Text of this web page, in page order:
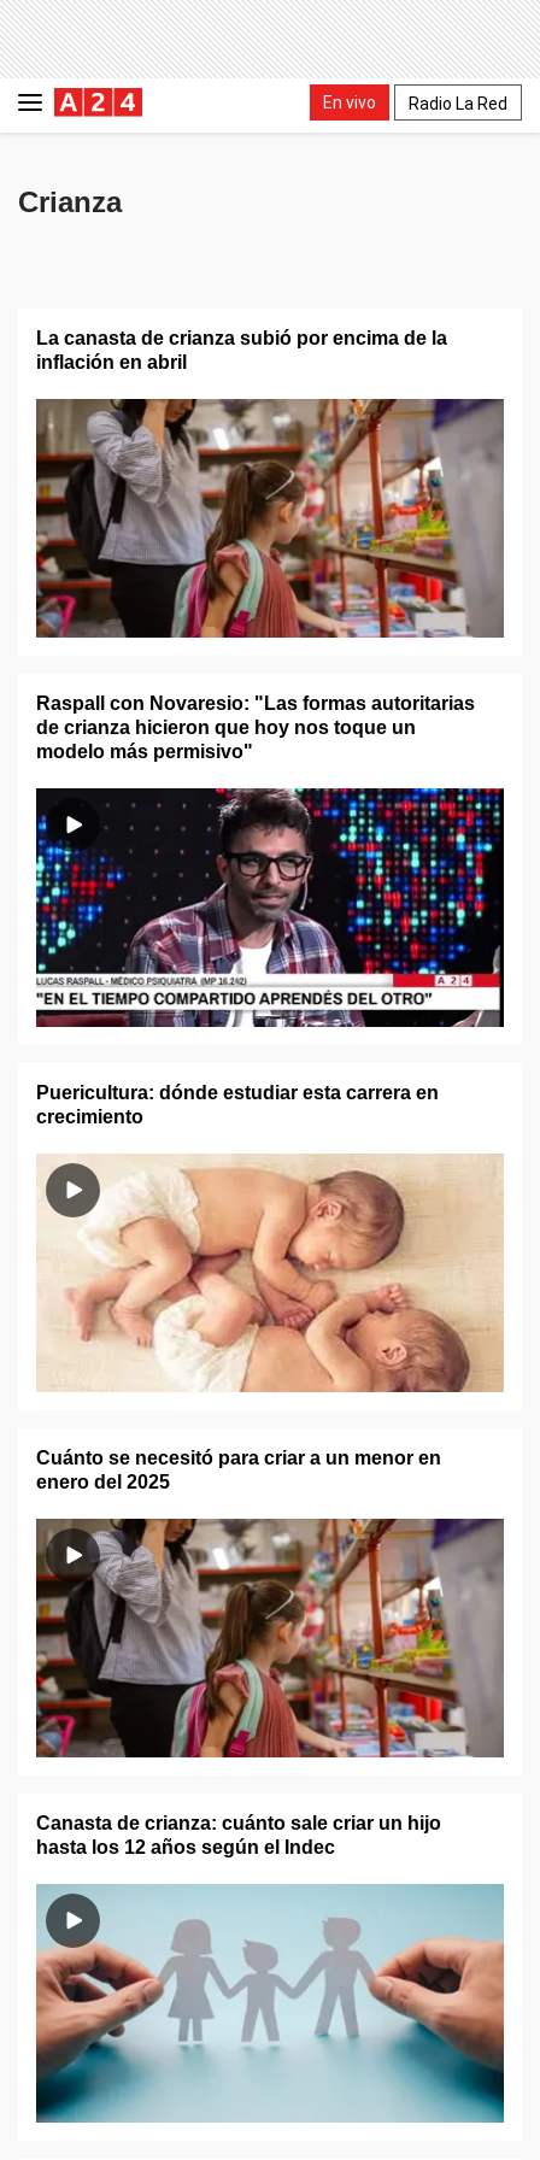
En vivo Radio La Red
Crianza
La canasta de crianza subió por encima de la
inflación en abril
Raspall con Novaresio: "Las formas autoritarias
de crianza hicieron que hoy nos toque un
modelo más permisivo"
Puericultura: dónde estudiar esta carrera en
crecimiento
Cuánto se necesitó para criar a un menor en
enero del 2025
Canasta de crianza: cuánto sale criar un hijo
hasta los 12 años según el Indec